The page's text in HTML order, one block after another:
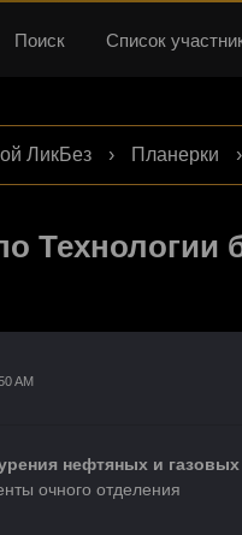
Поиск Список
ЛикБез › Планерки ›
Технологии
AM
нефтяных и
очного отделения